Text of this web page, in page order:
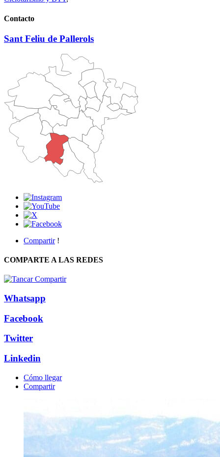
Contacto
Sant Feliu de Pallerols
Compartir !
COMPARTE A LAS REDES
Whatsapp
Facebook
Twitter
Linkedin
Cómo llegar
Compartir